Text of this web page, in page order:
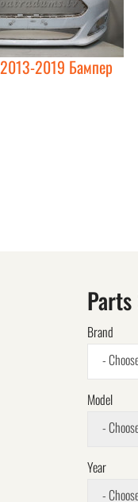
2019 Бампер
Parts
Brand
-
Model
-
Year
-